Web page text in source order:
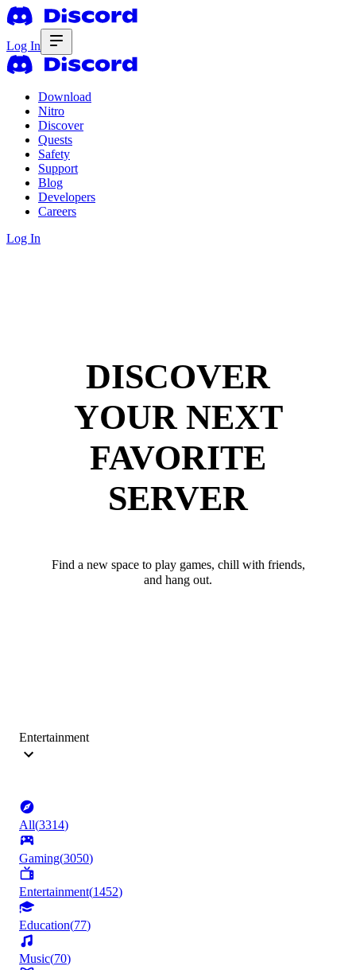
Log In
Download
Nitro
Discover
Quests
Safety
Support
Blog
Developers
Careers
Log In
DISCOVER
YOUR NEXT
FAVORITE
SERVER
Find a new space to play games, chill with friends,
and hang out.
Entertainment
All(3314)
Gaming(3050)
Entertainment(1452)
Education(77)
Music(70)